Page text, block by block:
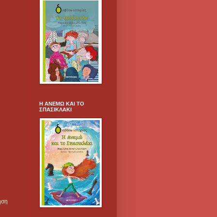
Η ΑΝΕΜΩ ΚΑΙ ΤΟ
ΣΠΑΣΙΚΛΑΚΙ